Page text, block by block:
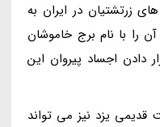
زرتشتیان در ایران به
را با نام برج خاموشان
دادن اجساد پیروان این
یزد نیز می تواند